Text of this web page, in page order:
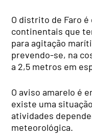
O distrito de Faro
continentais que
para agitação
prevendo-se, na
a 2,5 metros em
O aviso amarelo é
existe uma
atividades
meteorológica.